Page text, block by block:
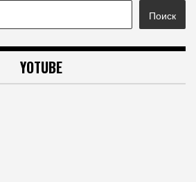
Поиск
YOTUBE